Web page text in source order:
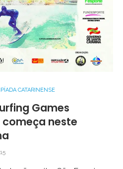
CATARINENSE
Games
neste